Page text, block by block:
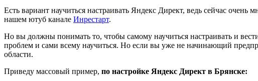
Есть вариант научиться настраивать Яндекс Директ, ведь сейчас
нашем ютуб канале Инрестарт.
Но вы должны понимать то, чтобы самому научиться настраивать и
проблем и сами всему научиться. Но если вы уже не начинающий
области.
Приведу массовый пример, по настройке Яндекс Директ в Брянске: